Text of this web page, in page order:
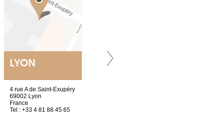
LYON
4 rue A de Saint-Exupéry
69002 Lyon
France
Tel : +33 4 81 88 45 65